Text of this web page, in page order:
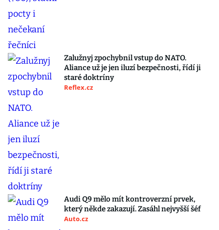
Zalužnyj zpochybnil vstup do NATO.
Aliance už je jen iluzí bezpečnosti, řídí ji
staré doktríny
Reflex.cz
Audi Q9 mělo mít kontroverzní prvek,
který někde zakazují. Zasáhl nejvyšší šéf
Auto.cz